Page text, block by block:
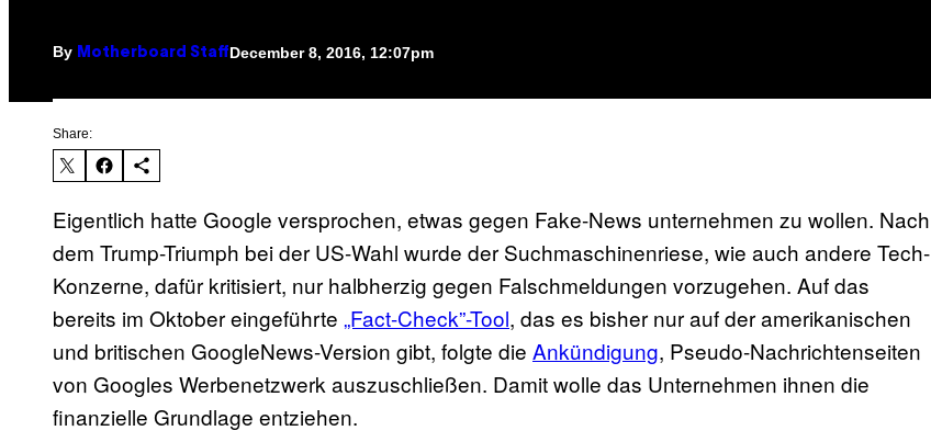
By Motherboard StaffDecember 8, 2016, 12:07pm
Share:
Eigentlich hatte Google versprochen, etwas gegen Fake-News unternehmen zu wollen. Nach
dem Trump-Triumph bei der US-Wahl wurde der Suchmaschinenriese, wie auch andere Tech-
Konzerne, dafür kritisiert, nur halbherzig gegen Falschmeldungen vorzugehen. Auf das
bereits im Oktober eingeführte „Fact-Check”-Tool, das es bisher nur auf der amerikanischen
und britischen GoogleNews-Version gibt, folgte die Ankündigung, Pseudo-Nachrichtenseiten
von Googles Werbenetzwerk auszuschließen. Damit wolle das Unternehmen ihnen die
finanzielle Grundlage entziehen.